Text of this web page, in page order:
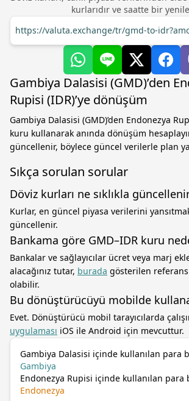
kurlarıdır ve saatte bir
https://valuta.exchange/tr/gmd-to-
Gambiya Dalasisi (GMD)’den
Rupisi (IDR)’ye dönüşüm
Gambiya Dalasisi (GMD)’den Endonezya
kuru kullanarak anında dönüşüm
güncellenir, böylece güncel verilerle plan
Sıkça sorulan sorular
Döviz kurları ne sıklıkla
Kurlar, en güncel piyasa verilerini
güncellenir.
Bankama göre GMD–IDR kuru
Bankalar ve sağlayıcılar ücret veya marj
alacağınız tutar, burada gösterilen
olabilir.
Bu dönüştürücüyü mobilde
Evet. Dönüştürücü mobil tarayıcılarda
uygulaması iOS ile Android için mevcuttur.
Gambiya Dalasisi içinde kullanılan para
Gambiya
Endonezya Rupisi içinde kullanılan
Endonezya